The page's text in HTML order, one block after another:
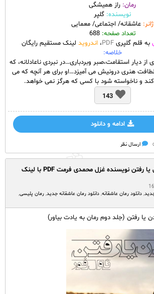
رمان: راز همیشگی
نویسنده: گلپر
ژانر: عاشقانه/ اجتماعی/ معمایی
تعداد صفحه:
به قلم گلپری PDF، اندروید لینک مستقیم رایگان
خلاصه:
دیار استقامت،صبر وبردباری…در نبردی ناعادلانه، که
هنری درونیش می آمیزد…او برای هر آنچه که می
و ناخواسته شود با کسی که هرگز نمی خواهد.
143
ادامه و دانلود
ارسال نظر
دانلود رمان ماندن یا رفتن نویسنده غزل محمدی فرمت PDF با لینک
, دانلود رمان عاشقانه, دانلود رمان عاشقانه جدید, رمان پلیسی,
یا رفتن (جلد دوم رمان به یادت بیاور)